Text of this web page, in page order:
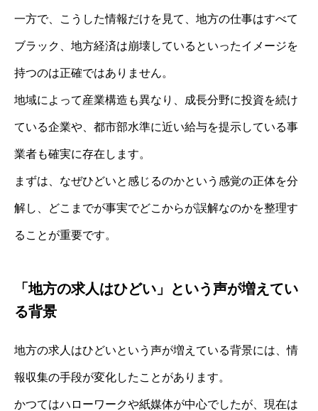
一方で、こうした情報だけを見て、地方の仕事はすべて
ブラック、地方経済は崩壊しているといったイメージを
持つのは正確ではありません。
地域によって産業構造も異なり、成長分野に投資を続け
ている企業や、都市部水準に近い給与を提示している事
業者も確実に存在します。
まずは、なぜひどいと感じるのかという感覚の正体を分
解し、どこまでが事実でどこからが誤解なのかを整理す
ることが重要です。
「地方の求人はひどい」という声が増えてい
る背景
地方の求人はひどいという声が増えている背景には、情
報収集の手段が変化したことがあります。
かつてはハローワークや紙媒体が中心でしたが、現在は